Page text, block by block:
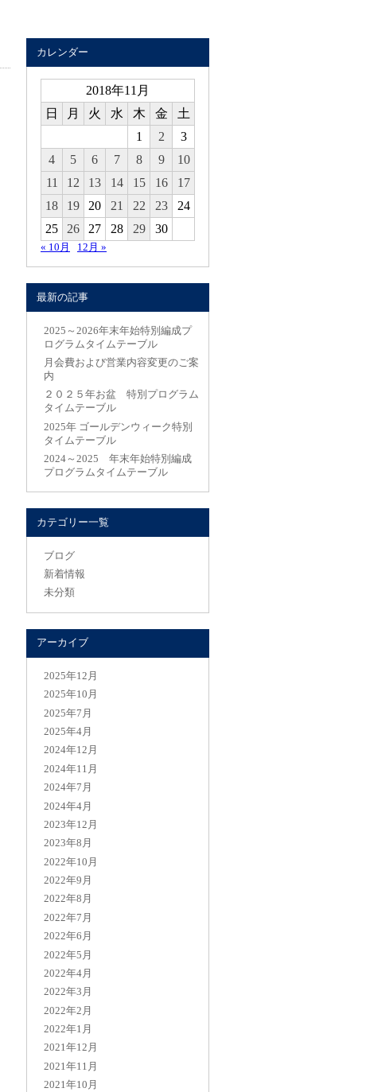
カレンダー
2018年11月
日
月 火 水 木 金
土
1
2
3
4
5 6 7 8 9
10
11
12 13 14 15 16
17
18
19 20 21 22 23
24
25
26 27 28 29 30
« 10月 12月 »
最新の記事
2025～2026年末年始特別編成プ
ログラムタイムテーブル
月会費および営業内容変更のご案
内
２０２５年お盆 特別プログラム
タイムテーブル
2025年 ゴールデンウィーク特別
タイムテーブル
2024～2025 年末年始特別編成
プログラムタイムテーブル
カテゴリー一覧
ブログ
新着情報
未分類
アーカイブ
2025年12月
2025年10月
2025年7月
2025年4月
2024年12月
2024年11月
2024年7月
2024年4月
2023年12月
2023年8月
2022年10月
2022年9月
2022年8月
2022年7月
2022年6月
2022年5月
2022年4月
2022年3月
2022年2月
2022年1月
2021年12月
2021年11月
2021年10月